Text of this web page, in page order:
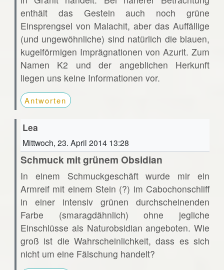
enthält das Gestein auch noch grüne
Einsprengsel von Malachit, aber das Auffällige
(und ungewöhnliche) sind natürlich die blauen,
kugelförmigen Imprägnationen von Azurit. Zum
Namen K2 und der angeblichen Herkunft
liegen uns keine Informationen vor.
Antworten
Lea
Mittwoch, 23. April 2014 13:28
Schmuck mit grünem Obsidian
In einem Schmuckgeschäft wurde mir ein
Armreif mit einem Stein (?) im Cabochonschliff
in einer intensiv grünen durchscheinenden
Farbe (smaragdähnlich) ohne jegliche
Einschlüsse als Naturobsidian angeboten. Wie
groß ist die Wahrscheinlichkeit, dass es sich
nicht um eine Fälschung handelt?